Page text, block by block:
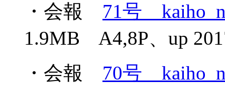
・会報 71号
1.9MB A4,8P、up
・会報 70号